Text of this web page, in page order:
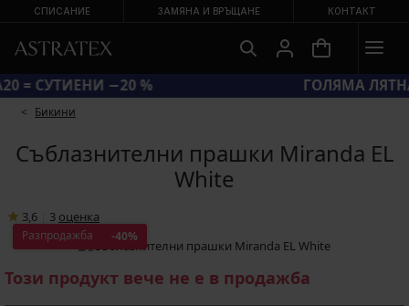
СПИСАНИЕ ЗАМЯНА И ВРЪЩАНЕ КОНТАКТ
КОД BRA20 = СУТИЕНИ −20 %
Бикини
Съблазнителни прашки Miranda EL
White
3,6 3 oценка
Разпродажба -40%
Този продукт вече не е в продажба